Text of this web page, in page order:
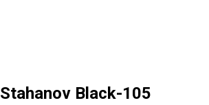
Stahanov Black-105